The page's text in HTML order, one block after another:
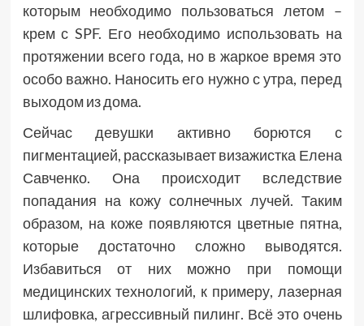
которым необходимо пользоваться летом –
крем с SPF. Его необходимо использовать на
протяжении всего года, но в жаркое время это
особо важно. Наносить его нужно с утра, перед
выходом из дома.
Сейчас девушки активно борются с
пигментацией, рассказывает визажистка Елена
Савченко. Она происходит вследствие
попадания на кожу солнечных лучей. Таким
образом, на коже появляются цветные пятна,
которые достаточно сложно выводятся.
Избавиться от них можно при помощи
медицинских технологий, к примеру, лазерная
шлифовка, агрессивный пилинг. Всё это очень